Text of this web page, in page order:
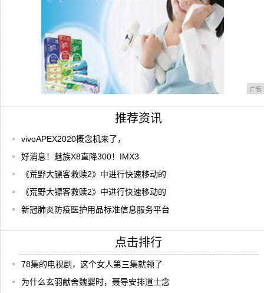
广告
推荐资讯
vivoAPEX2020概念机来了，
好消息！魅族X8直降300！IMX3
《荒野大镖客救赎2》中进行快速移动的
《荒野大镖客救赎2》中进行快速移动的
新冠肺炎防疫医护用品标准信息服务平台
点击排行
78集的电视剧，这个女人第三集就领了
为什么玄羽献舍魏婴时，聂导安排道士念